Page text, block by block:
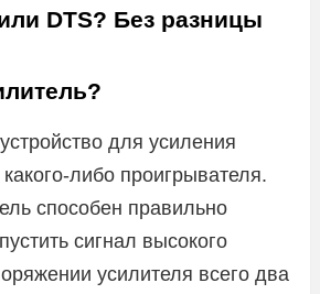
DTS? Без разницы
для усиления
либо проигрывателя.
способен правильно
сигнал высокого
усилителя всего два